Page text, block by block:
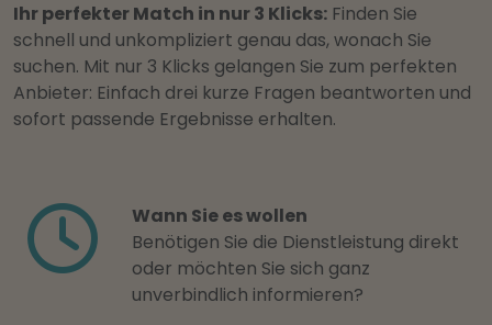
Ihr perfekter Match in nur 3 Klicks: Finden Sie
schnell und unkompliziert genau das, wonach Sie
suchen. Mit nur 3 Klicks gelangen Sie zum perfekten
Anbieter: Einfach drei kurze Fragen beantworten und
sofort passende Ergebnisse erhalten.
Wann Sie es wollen
Benötigen Sie die Dienstleistung direkt
oder möchten Sie sich ganz
unverbindlich informieren?